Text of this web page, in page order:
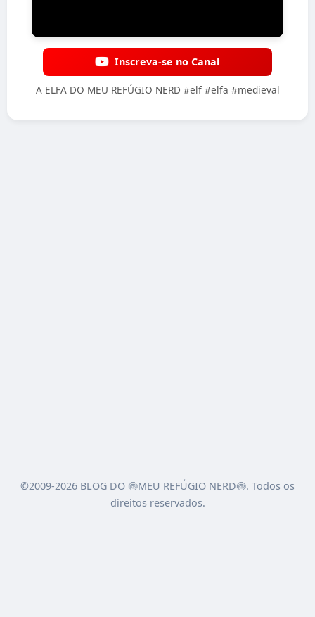
Inscreva-se no Canal
A ELFA DO MEU REFÚGIO NERD #elf #elfa #medieval
©2009-2026 BLOG DO 🍥MEU REFÚGIO NERD🍥. Todos os
direitos reservados.